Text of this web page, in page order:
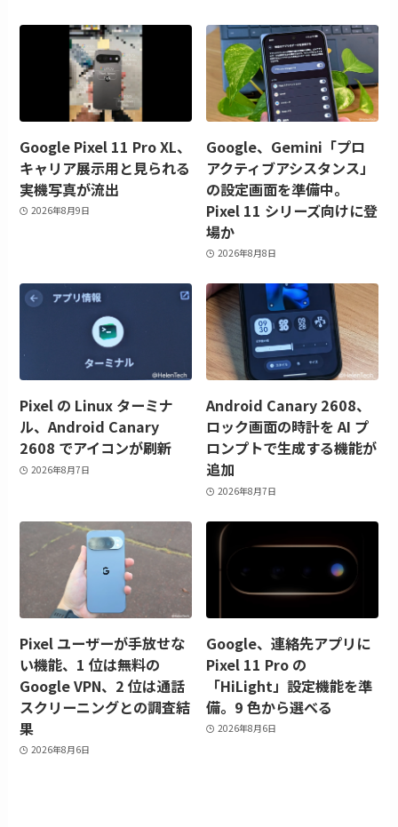
Google Pixel 11 Pro XL、
キャリア展示用と見られる
実機写真が流出
2026年8月9日
Google、Gemini「プロ
アクティブアシスタンス」
の設定画面を準備中。
Pixel 11 シリーズ向けに登
場か
2026年8月8日
Pixel の Linux ターミナ
ル、Android Canary
2608 でアイコンが刷新
2026年8月7日
Android Canary 2608、
ロック画面の時計を AI プ
ロンプトで生成する機能が
追加
2026年8月7日
Pixel ユーザーが手放せな
い機能、1 位は無料の
Google VPN、2 位は通話
スクリーニングとの調査結
果
2026年8月6日
Google、連絡先アプリに
Pixel 11 Pro の
「HiLight」設定機能を準
備。9 色から選べる
2026年8月6日